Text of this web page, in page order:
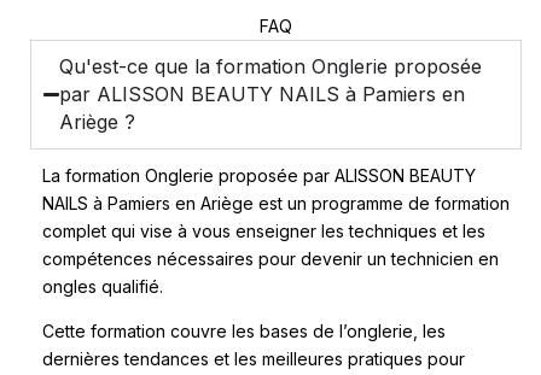
FAQ
Qu'est-ce que la formation Onglerie proposée
par ALISSON BEAUTY NAILS à Pamiers en
Ariège ?
La formation Onglerie proposée par ALISSON BEAUTY
NAILS à Pamiers en Ariège est un programme de formation
complet qui vise à vous enseigner les techniques et les
compétences nécessaires pour devenir un technicien en
ongles qualifié.
Cette formation couvre les bases de l’onglerie, les
dernières tendances et les meilleures pratiques pour